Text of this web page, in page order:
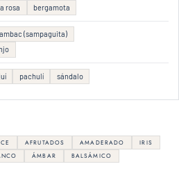
rosa bergamota
(sampaguita)
pachulí sándalo
AFRUTADOS AMADERADO
IRIS
ÁMBAR BALSÁMICO